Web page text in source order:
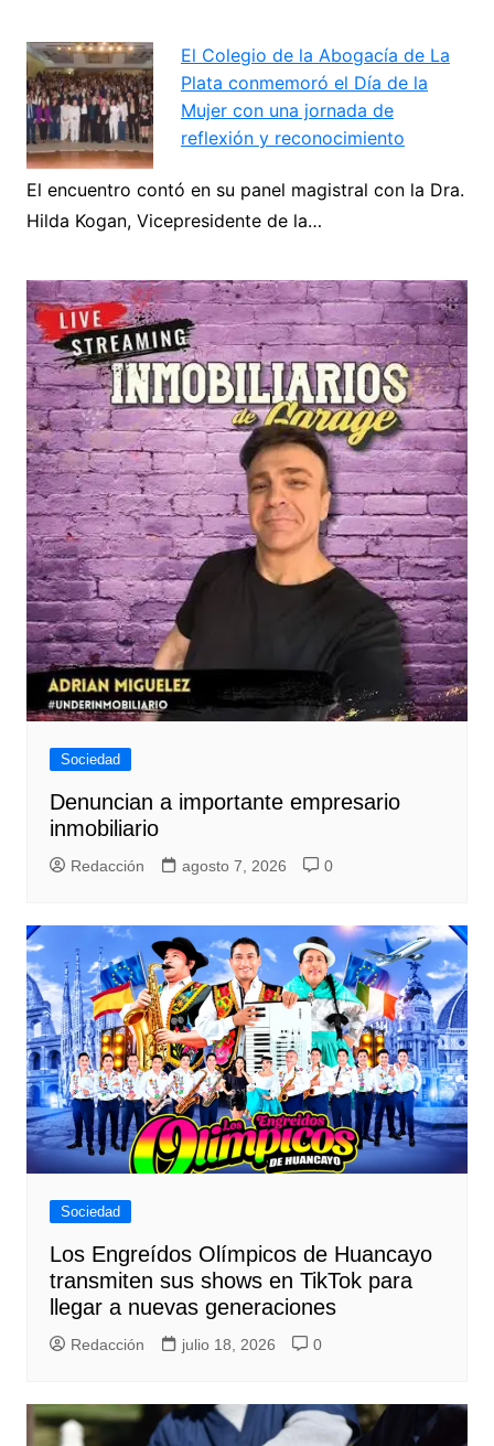
El Colegio de la Abogacía de La
Plata conmemoró el Día de la
Mujer con una jornada de
reflexión y reconocimiento
El encuentro contó en su panel magistral con la Dra.
Hilda Kogan, Vicepresidente de la…
Sociedad
Denuncian a importante empresario
inmobiliario
Redacción agosto 7, 2026 0
Sociedad
Los Engreídos Olímpicos de Huancayo
transmiten sus shows en TikTok para
llegar a nuevas generaciones
Redacción julio 18, 2026 0